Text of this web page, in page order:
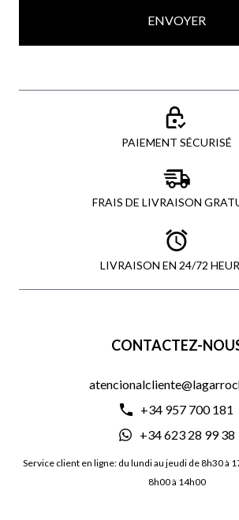
ENVOYER
PAIEMENT SÉCURISÉ
FRAIS DE LIVRAISON
LIVRAISON EN 24/72
CONTACTEZ-
+34 957 700 181
+34 623 28 99 38
Service client en ligne: du lundi au jeudi de 8h30 à
8h00 à 14h00